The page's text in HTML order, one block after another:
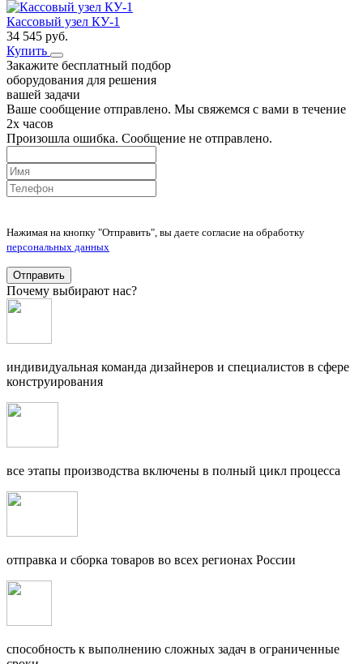
Кассовый узел КУ-1
34 545 руб.
Купить
Закажите бесплатный подбор
оборудования для решения
вашей задачи
Ваше сообщение отправлено. Мы свяжемся с вами в течение
2х часов
Произошла ошибка. Сообщение не отправлено.
Нажимая на кнопку "Отправить", вы даете согласие на обработку
персональных данных
Отправить
Почему выбирают нас?
индивидуальная команда дизайнеров и специалистов в сфере
конструирования
все этапы производства включены в полный цикл процесса
отправка и сборка товаров во всех регионах России
способность к выполнению сложных задач в ограниченные